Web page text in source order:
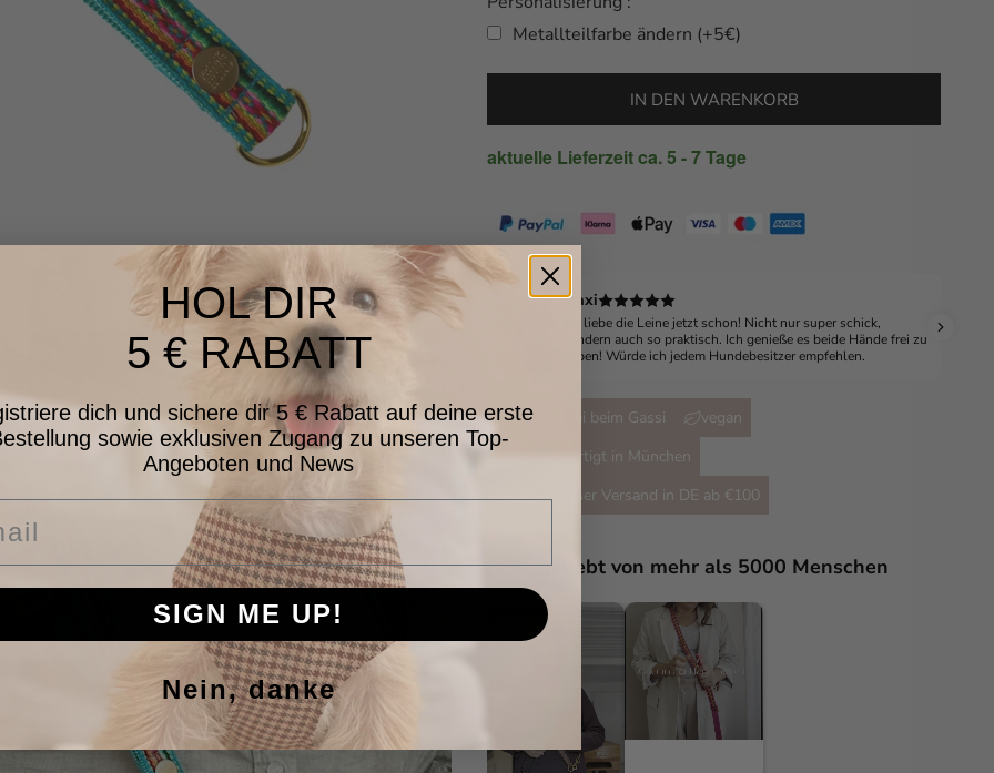
Metallteilfarbe ändern (+5€)
Selection will add to the price
IN DEN WARENKORB
aktuelle Lieferzeit ca. 5 - 7 Tage
Maxi
Ich liebe die Leine jetzt schon! Nicht nur super schick,
sondern auch so praktisch. Ich genieße es beide Hände frei zu
haben! Würde ich jedem Hundebesitzer empfehlen.
Hände frei beim Gassi
vegan
handgefertigt in München
Kostenloser Versand in DE ab €100
geliebt von mehr als 5000 Menschen
HOL DIR
5 € RABATT
dich und sichere dir 5 € Rabatt auf deine erste
sowie exklusiven Zugang zu unseren Top-
Angeboten und News
SIGN ME UP!
Nein, danke